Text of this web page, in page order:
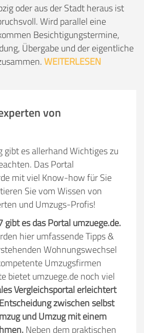
oder aus der Stadt heraus ist
Wird parallel eine
Besichtigungstermine,
Übergabe und der eigentliche
WEITERLESEN
von
gibt es allerhand Wichtiges zu
Das Portal
mit viel Know-how für Sie
Sie vom Wissen von
und Umzugs-Profis!
es das Portal umzuege.de.
hier umfassende Tipps &
Wohnungswechsel
Umzugsfirmen
bietet umzuege.de noch viel
Vergleichsportal erleichtert
zwischen selbst
und Umzug mit einem
Neben dem praktischen